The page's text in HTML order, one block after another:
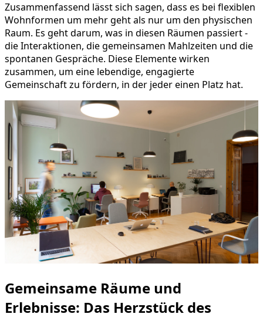
Zusammenfassend lässt sich sagen, dass es bei flexiblen
Wohnformen um mehr geht als nur um den physischen
Raum. Es geht darum, was in diesen Räumen passiert -
die Interaktionen, die gemeinsamen Mahlzeiten und die
spontanen Gespräche. Diese Elemente wirken
zusammen, um eine lebendige, engagierte
Gemeinschaft zu fördern, in der jeder einen Platz hat.
Gemeinsame Räume und
Erlebnisse: Das Herzstück des